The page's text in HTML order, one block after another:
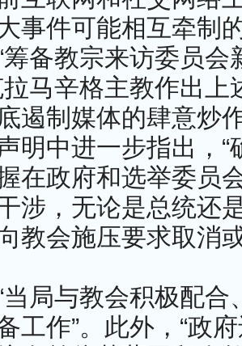
事件可能相互牵制
筹备教宗来访委员会
拉马辛格主教作出上
遏制媒体的肆意炒
明中进一步指出，“
在政府和选举委员
涉，无论是总统还
教会施压要求取消
当局与教会积极配合
工作”。此外，“政